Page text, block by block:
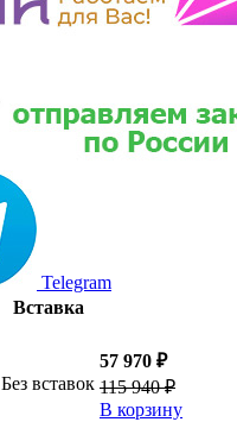
Telegram
Вставка
Без вставок
57 970 ₽
115 940 ₽
В корзину